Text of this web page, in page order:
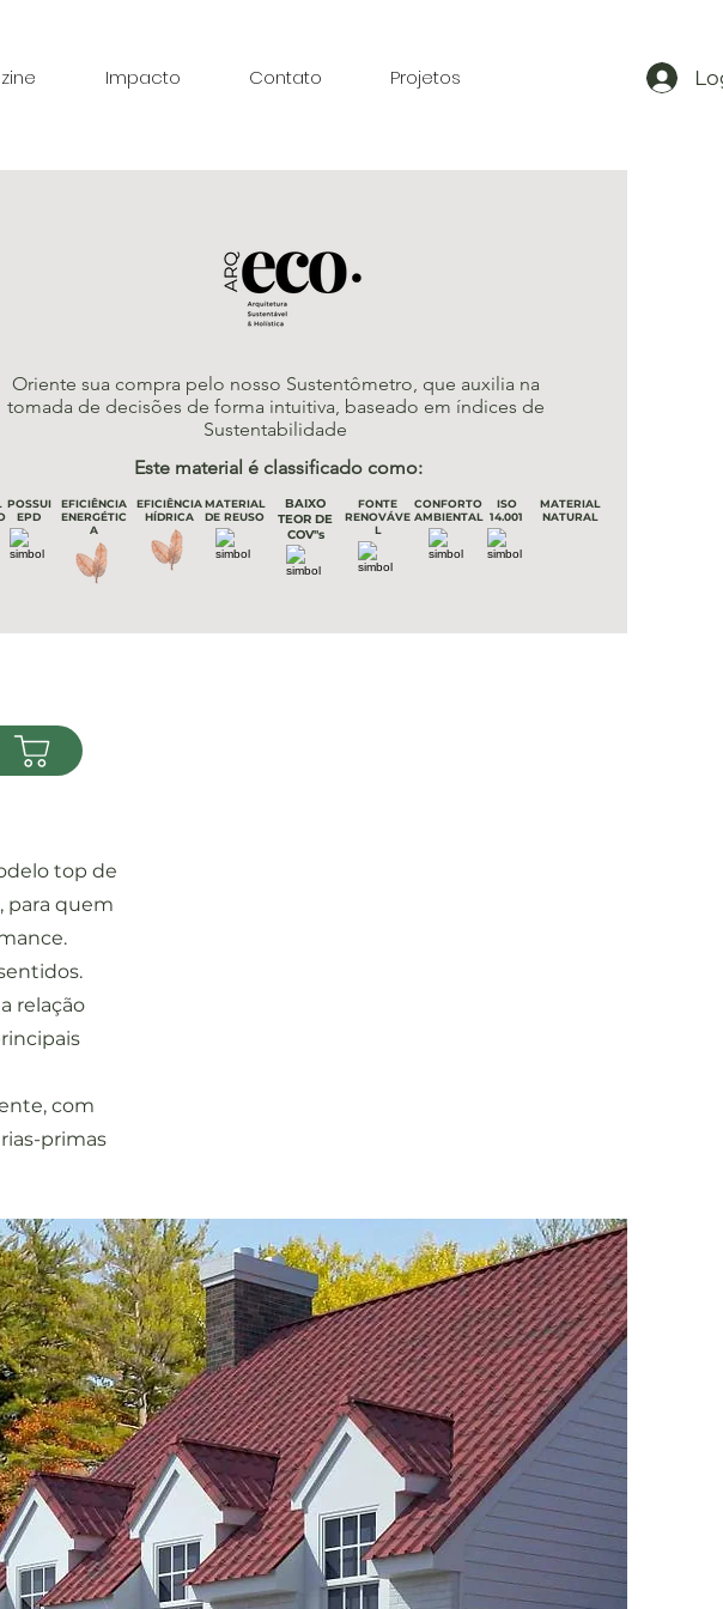
Impacto Contato Projetos
Oriente sua compra pelo nosso Sustentômetro, que auxilia na
tomada de decisões de forma intuitiva, baseado em índices de
Sustentabilidade
Este material é classificado como:
POSSUI
EPD
EFICIÊNCIA
ENERGÉTIC
A
EFICIÊNCIA
HÍDRICA
MATERIAL
DE REUSO
BAIXO
TEOR DE
COV"s
FONTE
RENOVÁVE
L
CONFORTO
AMBIENTAL
ISO
14.001
MATERIAL
NATURAL
top de
para quem
relação
com
primas